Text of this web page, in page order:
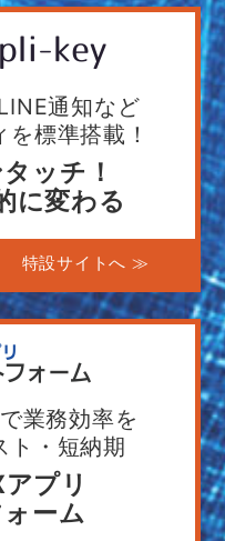
通知など
標準搭載！
ッチ！
に変わる
特設サイトへ ≫
業務効率を
ト・短納期
プリ
ーム